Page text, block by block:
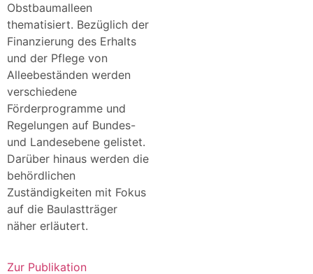
Obstbaumalleen
thematisiert. Bezüglich der
Finanzierung des Erhalts
und der Pflege von
Alleebeständen werden
verschiedene
Förderprogramme und
Regelungen auf Bundes-
und Landesebene gelistet.
Darüber hinaus werden die
behördlichen
Zuständigkeiten mit Fokus
auf die Baulastträger
näher erläutert.
Zur Publikation